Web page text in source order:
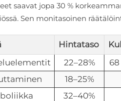
saavat jopa 30 %
Sen monitasoinen
Hintataso
22–28%
18–25%
32–40%